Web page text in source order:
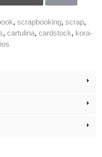
scrapbooking scrap
cartulina cardstock
kora-